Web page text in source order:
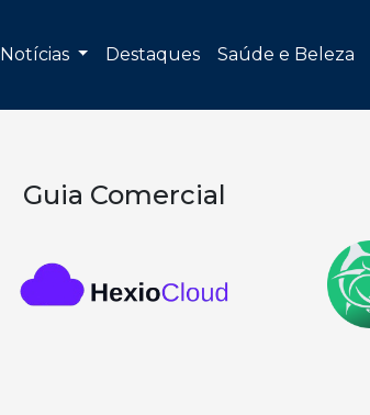
Notícias Destaques Saúde e Beleza
Guia Comercial